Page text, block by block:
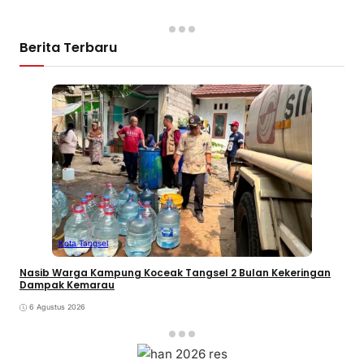
Berita Terbaru
Kota Tangsel
Nasib Warga Kampung Koceak Tangsel 2 Bulan Kekeringan
Dampak Kemarau
6 Agustus 2026